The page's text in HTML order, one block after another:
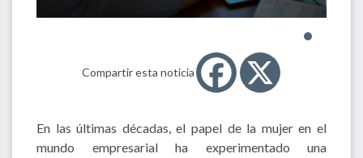
Compartir esta noticia
En las últimas décadas, el papel de la mujer en el
mundo empresarial ha experimentado una